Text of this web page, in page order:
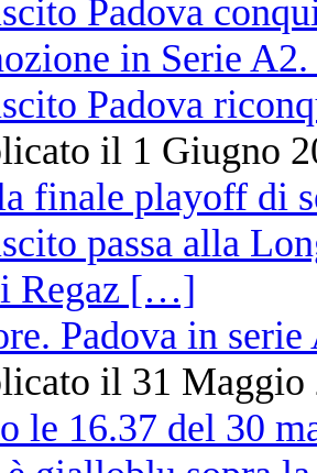
Padova
il 1 Giugno
Padova in serie
il 31 Maggio